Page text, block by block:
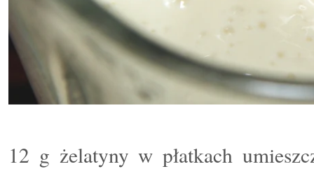
12 g żelatyny w płatkach